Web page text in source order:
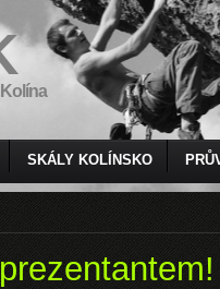
SKÁLY KOLÍNSKO